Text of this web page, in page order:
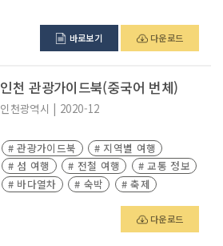
바로보기 다운로드
인천 관광가이드북(중국어 번체)
인천광역시 2020-12
# 관광가이드북
# 지역별 여행
# 섬 여행
# 전철 여행
# 교통 정보
# 바다열차
# 숙박
# 축제
다운로드